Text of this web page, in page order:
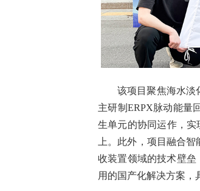
该项目聚焦海水淡
主研制ERPX脉动能量
生单元的协同运作，实
上。此外，项目融合
收装置领域的技术壁垒
用的国产化解决方案，